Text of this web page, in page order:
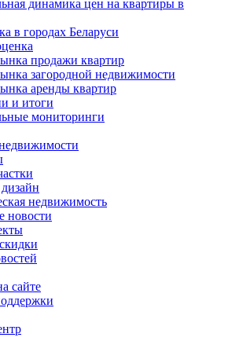
динамика цен на квартиры в
в городах Беларуси
продажи квартир
загородной недвижимости
аренды квартир
и итоги
мониторинги
недвижимость
новости
сайте